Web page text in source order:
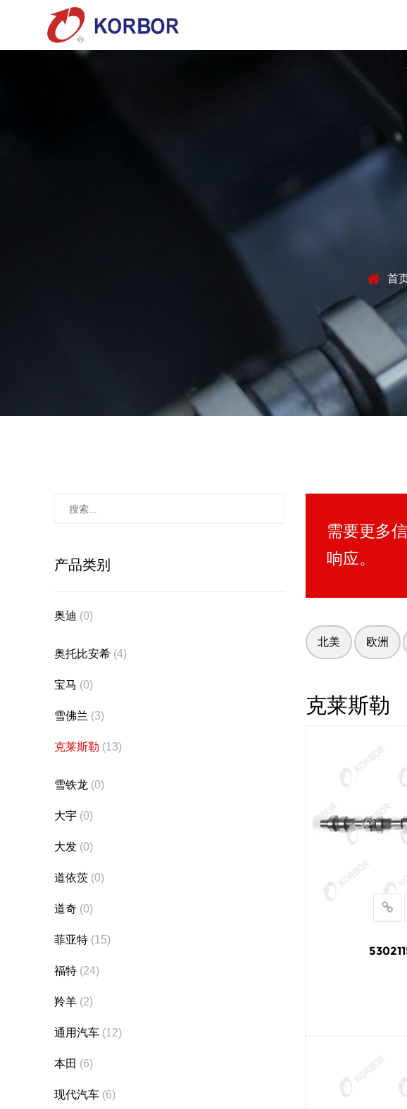
首
产品类别
奥迪 (0)
奥托比安希 (4)
宝马 (0)
雪佛兰 (3)
克莱斯勒 (13)
雪铁龙 (0)
大宇 (0)
大发 (0)
道依茨 (0)
道奇 (0)
菲亚特 (15)
福特 (24)
羚羊 (2)
通用汽车 (12)
本田 (6)
现代汽车 (6)
需要更多
响应。
北美 欧洲
克莱斯勒